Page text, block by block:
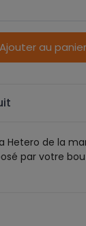
Ajouter au panier
Hetero de la
par votre